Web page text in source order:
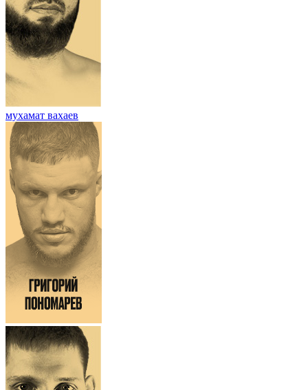
мухамат вахаев